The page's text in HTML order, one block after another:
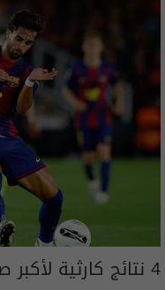
4 نتائج كارثية لأكبر صفعات برشلونة لريال مدريد